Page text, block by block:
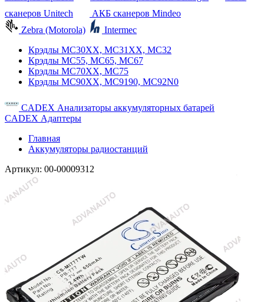
сканеров Unitech
АКБ сканеров Mindeo
Zebra (Motorola)
Intermec
Крэдлы MC30XX, MC31XX, MC32
Крэдлы MC55, MC65, MC67
Крэдлы MC70XX, MC75
Крэдлы MC90XX, MC9190, MC92N0
CADEX Анализаторы аккумуляторных батарей
CADEX Адаптеры
Главная
Аккумуляторы радиостанций
Артикул: 00-00009312